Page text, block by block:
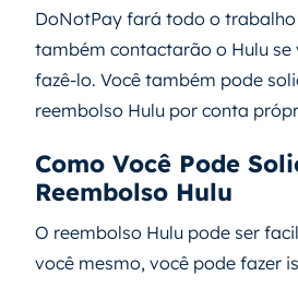
DoNotPay fará todo o trabalho
também contactarão o Hulu se
fazê-lo. Você também pode
reembolso Hulu por conta
Como Você Pode
Reembolso Hulu
O reembolso Hulu pode ser
você mesmo, você pode fazer